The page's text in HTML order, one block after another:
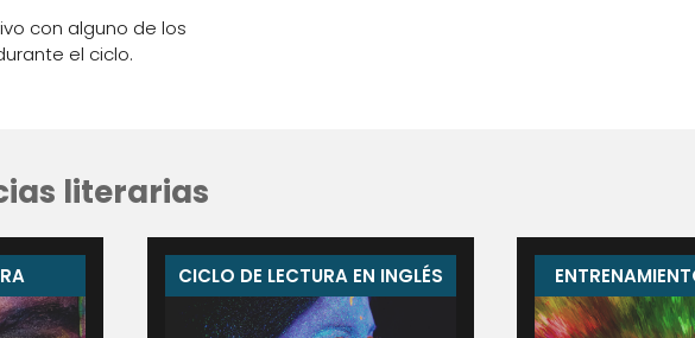
con alguno de los
el ciclo.
literarias
CICLO DE LECTURA EN INGLÉS